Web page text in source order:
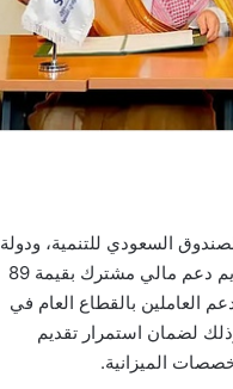
السعودي للتنمية، ودولة
قطر، ممثلة في صندوق قطر للتنمية، عن تقديم دعم مالي مشترك بقيمة 89
العاملين بالقطاع العام في
لضمان استمرار تقديم
الميزانية.